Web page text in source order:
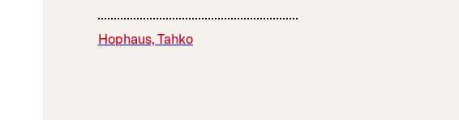
Hophaus, Tahko